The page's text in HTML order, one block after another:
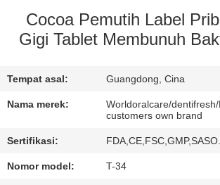
TUR
PABRIK
KONTROL
KUALITAS
HUBUNGI
KAMI
Cocoa Pemutih Label
Gigi Tablet Membunuh
Tempat asal: Guangdong, Cina
Nama merek:
Worldoralcare/
customers own brand
Sertifikasi:
Nomor model: T-34